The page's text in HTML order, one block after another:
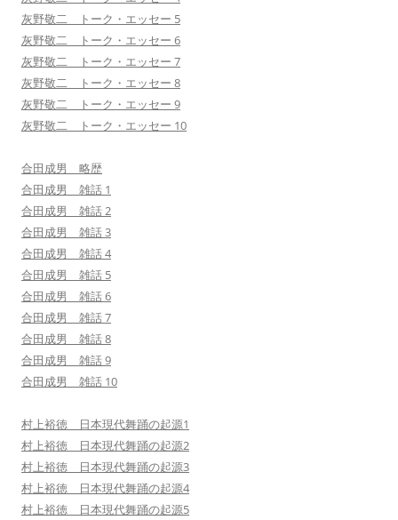
灰野敬二 トーク・エッセー 5
灰野敬二 トーク・エッセー 6
灰野敬二 トーク・エッセー 7
灰野敬二 トーク・エッセー 8
灰野敬二 トーク・エッセー 9
灰野敬二 トーク・エッセー 10
合田成男 略歴
合田成男 雑話 1
合田成男 雑話 2
合田成男 雑話 3
合田成男 雑話 4
合田成男 雑話 5
合田成男 雑話 6
合田成男 雑話 7
合田成男 雑話 8
合田成男 雑話 9
合田成男 雑話 10
村上裕徳 日本現代舞踊の起源1
村上裕徳 日本現代舞踊の起源2
村上裕徳 日本現代舞踊の起源3
村上裕徳 日本現代舞踊の起源4
村上裕徳 日本現代舞踊の起源5